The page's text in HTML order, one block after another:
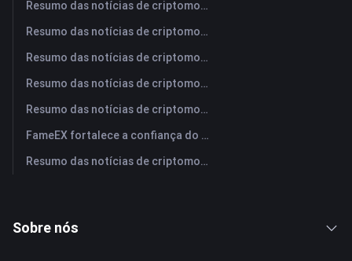
Resumo das notícias de criptomoedas da FameEX hoje | 4 de agosto de 2026
Resumo das notícias de criptomoedas da FameEX hoje | 3 de agosto de 2026
Resumo das notícias de criptomoedas da FameEX hoje | 31 de julho de 2026
Resumo das notícias de criptomoedas da FameEX hoje | 30 de julho de 2026
Resumo das notícias de criptomoedas da FameEX hoje | 29 de julho de 2026
FameEX fortalece a confiança do usuário por meio de oito anos de operações estáveis ​​e crescimento global
Resumo das notícias de criptomoedas da FameEX hoje | 28 de julho de 2026
Sobre nós